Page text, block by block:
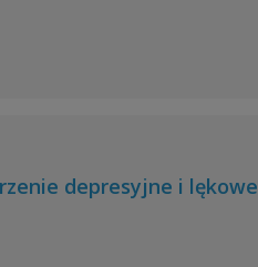
depresyjne i lękowe